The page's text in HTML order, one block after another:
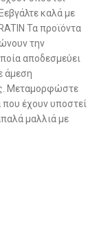
καλά με
Τα προϊόντα
την
αποδεσμεύει
άμεση
Μεταμορφώστε
έχουν υποστεί
μαλλιά με